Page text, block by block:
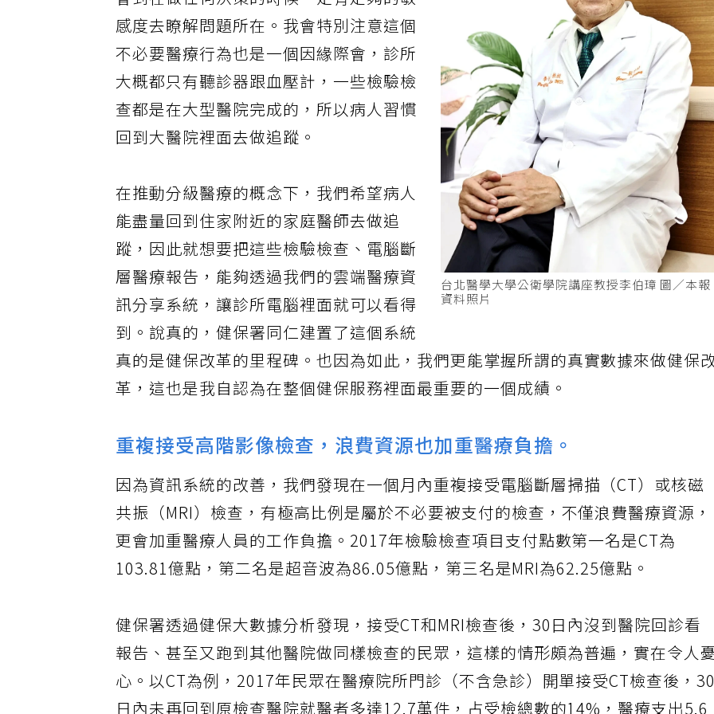
台北醫學大學公衛學院講座教授李伯璋 圖／本報
會到在做任何決策的時候一定有足夠的敏
感度去瞭解問題所在。我會特別注意這個
不必要醫療行為也是一個因緣際會，診所
大概都只有聽診器跟血壓計，一些檢驗檢
查都是在大型醫院完成的，所以病人習慣
回到大醫院裡面去做追蹤。
在推動分級醫療的概念下，我們希望病人
能盡量回到住家附近的家庭醫師去做追
蹤，因此就想要把這些檢驗檢查、電腦斷
層醫療報告，能夠透過我們的雲端醫療資
訊分享系統，讓診所電腦裡面就可以看得
到。說真的，健保署同仁建置了這個系統
真的是健保改革的里程碑。也因為如此，我們更能掌握所謂的真實數據來做健保
革，這也是我自認為在整個健保服務裡面最重要的一個成績。
重複接受高階影像檢查，浪費資源也加重醫療負擔。
因為資訊系統的改善，我們發現在一個月內重複接受電腦斷層掃描（CT）或核磁
共振（MRI）檢查，有極高比例是屬於不必要被支付的檢查，不僅浪費醫療資源
更會加重醫療人員的工作負擔。2017年檢驗檢查項目支付點數第一名是CT為
103.81億點，第二名是超音波為86.05億點，第三名是MRI為62.25億點。
健保署透過健保大數據分析發現，接受CT和MRI檢查後，30日內沒到醫院回診看
報告、甚至又跑到其他醫院做同樣檢查的民眾，這樣的情形頗為普遍，實在令人
心。以CT為例，2017年民眾在醫療院所門診（不含急診）開單接受CT檢查後，